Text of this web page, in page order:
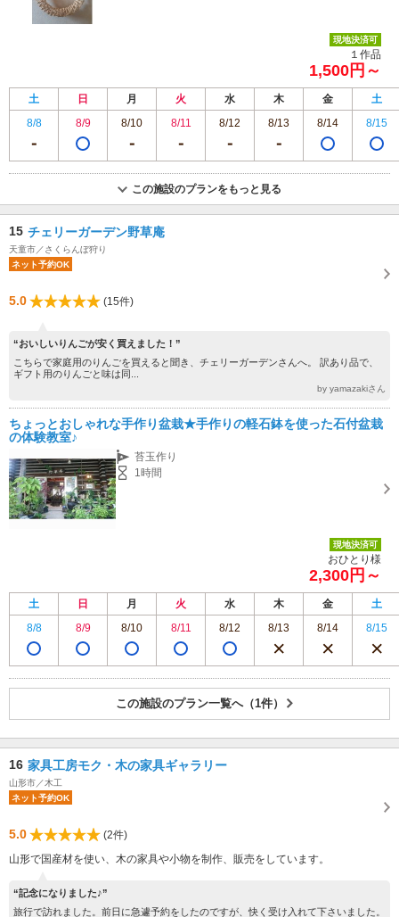
現地決済可
１作品
1,500円～
土 日 月 火 水 木 金
土
8/8
8/9 8/10 8/11 8/12 8/13 8/14 8/15
この施設のプランをもっと見る
15 チェリーガーデン野草庵
天童市／さくらんぼ狩り
ネット予約OK
5.0 (15件)
“おいしいりんごが安く買えました！”
こちらで家庭用のりんごを買えると聞き、チェリーガーデンさんへ。 訳あり品で、
ギフト用のりんごと味は同...
by yamazakiさん
ちょっとおしゃれな手作り盆栽★手作りの軽石鉢を使った石付盆栽
の体験教室♪
苔玉作り
1時間
現地決済可
おひとり様
2,300円～
土 日 月 火 水 木 金
土
8/8
8/9 8/10 8/11 8/12 8/13 8/14 8/15
この施設のプラン一覧へ（1件）
16 家具工房モク・木の家具ギャラリー
山形市／木工
ネット予約OK
5.0
(2件)
山形で国産材を使い、木の家具や小物を制作、販売をしています。
“記念になりました♪”
旅行で訪れました。前日に急遽予約をしたのですが、快く受け入れて下さいました。